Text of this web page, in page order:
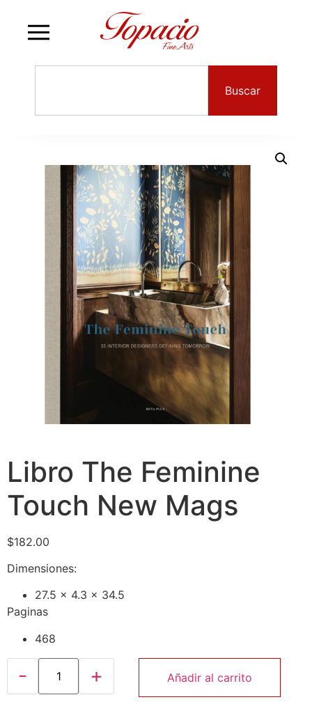
Buscar
Libro The Feminine
Touch New Mags
$182.00
Dimensiones:
27.5 x 4.3 x 34.5
Paginas
468
Añadir al carrito